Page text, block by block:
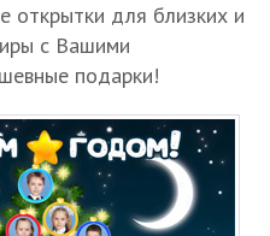
открытки для близких и
с Вашими
подарки!